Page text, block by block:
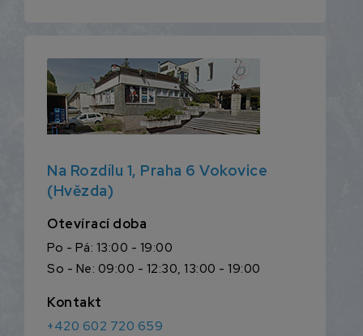
Na Rozdílu 1, Praha 6 Vokovice
(Hvězda)
Otevírací doba
Po - Pá: 13:00 - 19:00
So - Ne: 09:00 - 12:30, 13:00 - 19:00
Kontakt
+420 602 720 659